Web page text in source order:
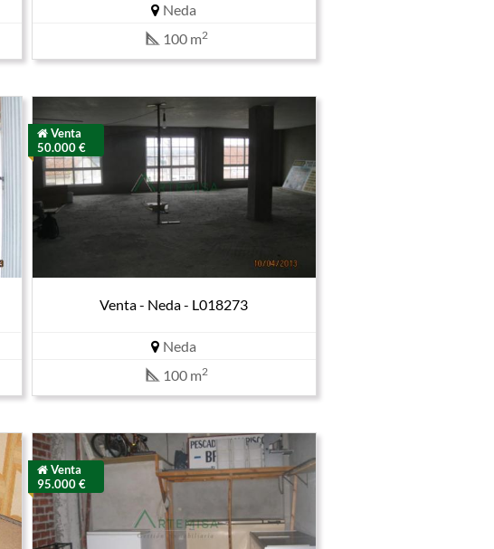
Neda
100 m2
Venta
50.000 €
Venta - Neda - L018273
Neda
100 m2
Venta
95.000 €